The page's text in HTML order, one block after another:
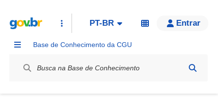
PT-BR Entrar
Base de Conhecimento da CGU